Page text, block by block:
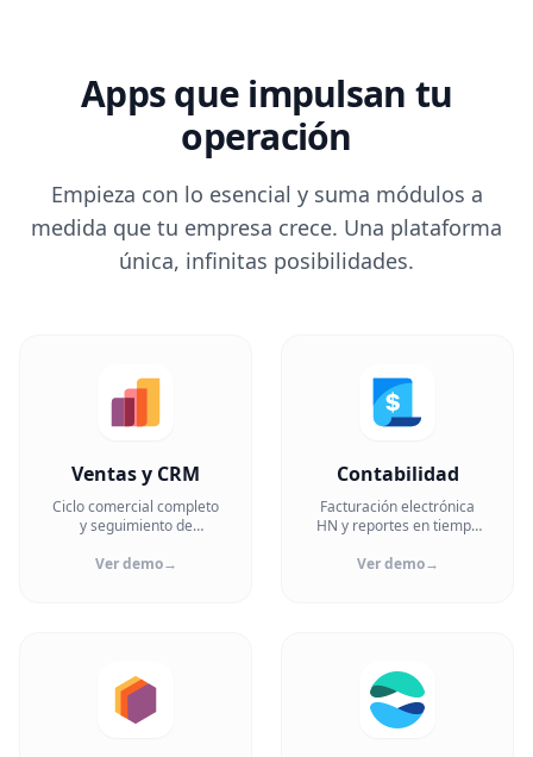
Apps que impulsan tu
operación
Empieza con lo esencial y suma módulos a
medida que tu empresa crece. Una plataforma
única, infinitas posibilidades.
Ventas y CRM
Ciclo comercial completo
y seguimiento de
Ver demo→
Contabilidad
Facturación electrónica
HN y reportes en tiempo
Ver demo→